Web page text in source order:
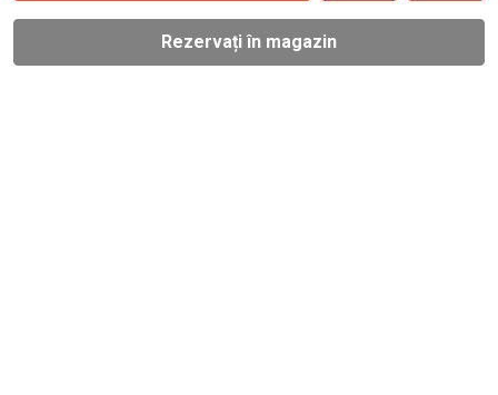
Rezervați în magazin